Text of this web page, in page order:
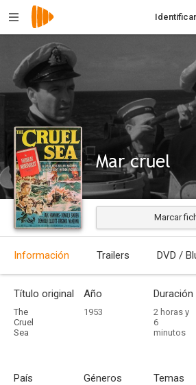
Mar cruel
Marcar
Información Trailers DVD /
Título original
The
Cruel
Sea
Año
1953
Duración
2 horas y
6
minutos
País Géneros Temas